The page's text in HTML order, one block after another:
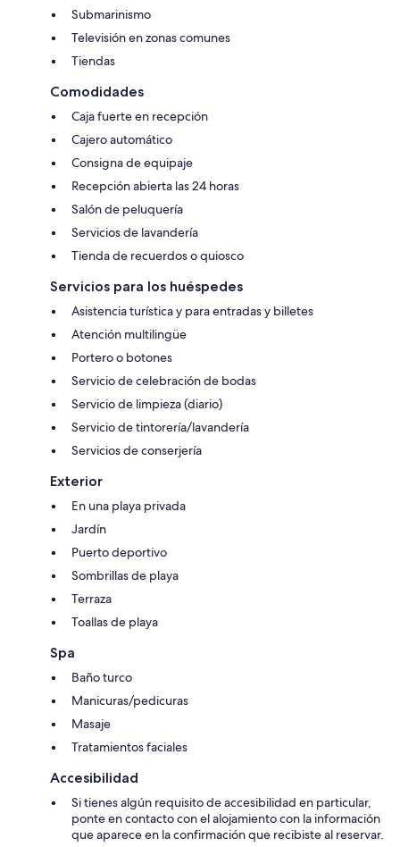
Submarinismo
Televisión en zonas comunes
Tiendas
Comodidades
Caja fuerte en recepción
Cajero automático
Consigna de equipaje
Recepción abierta las 24 horas
Salón de peluquería
Servicios de lavandería
Tienda de recuerdos o quiosco
Servicios para los huéspedes
Asistencia turística y para entradas y billetes
Atención multilingüe
Portero o botones
Servicio de celebración de bodas
Servicio de limpieza (diario)
Servicio de tintorería/lavandería
Servicios de conserjería
Exterior
En una playa privada
Jardín
Puerto deportivo
Sombrillas de playa
Terraza
Toallas de playa
Spa
Baño turco
Manicuras/pedicuras
Masaje
Tratamientos faciales
Accesibilidad
Si tienes algún requisito de accesibilidad en particular,
ponte en contacto con el alojamiento con la información
que aparece en la confirmación que recibiste al reservar.